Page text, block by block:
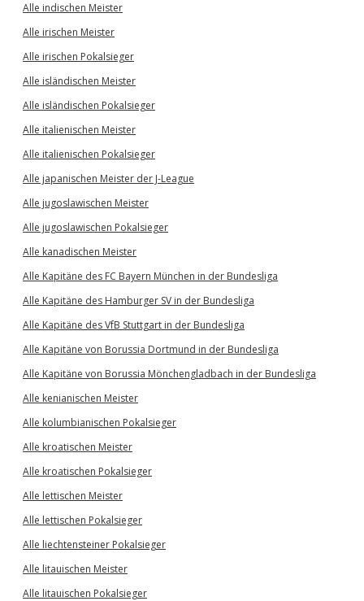
Alle indischen Meister
Alle irischen Meister
Alle irischen Pokalsieger
Alle isländischen Meister
Alle isländischen Pokalsieger
Alle italienischen Meister
Alle italienischen Pokalsieger
Alle japanischen Meister der J-League
Alle jugoslawischen Meister
Alle jugoslawischen Pokalsieger
Alle kanadischen Meister
Alle Kapitäne des FC Bayern München in der Bundesliga
Alle Kapitäne des Hamburger SV in der Bundesliga
Alle Kapitäne des VfB Stuttgart in der Bundesliga
Alle Kapitäne von Borussia Dortmund in der Bundesliga
Alle Kapitäne von Borussia Mönchengladbach in der Bundesliga
Alle kenianischen Meister
Alle kolumbianischen Pokalsieger
Alle kroatischen Meister
Alle kroatischen Pokalsieger
Alle lettischen Meister
Alle lettischen Pokalsieger
Alle liechtensteiner Pokalsieger
Alle litauischen Meister
Alle litauischen Pokalsieger